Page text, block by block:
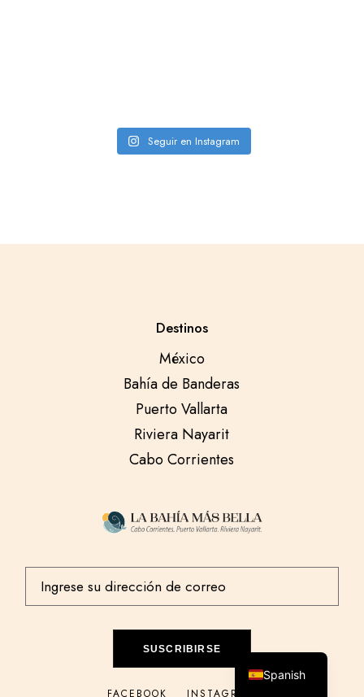
Seguir en Instagram
Destinos
México
Bahía de Banderas
Puerto Vallarta
Riviera Nayarit
Cabo Corrientes
SUSCRIBIRSE
FACEBOOK INSTAGRAM
Spanish